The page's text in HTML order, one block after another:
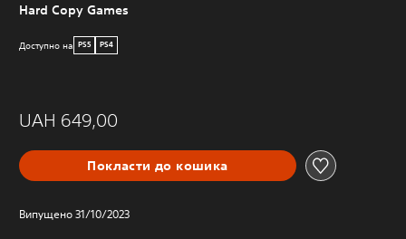
Hard Copy Games
Доступно на PS5 PS4
UAH 649,00
Покласти до кошика
Випущено 31/10/2023